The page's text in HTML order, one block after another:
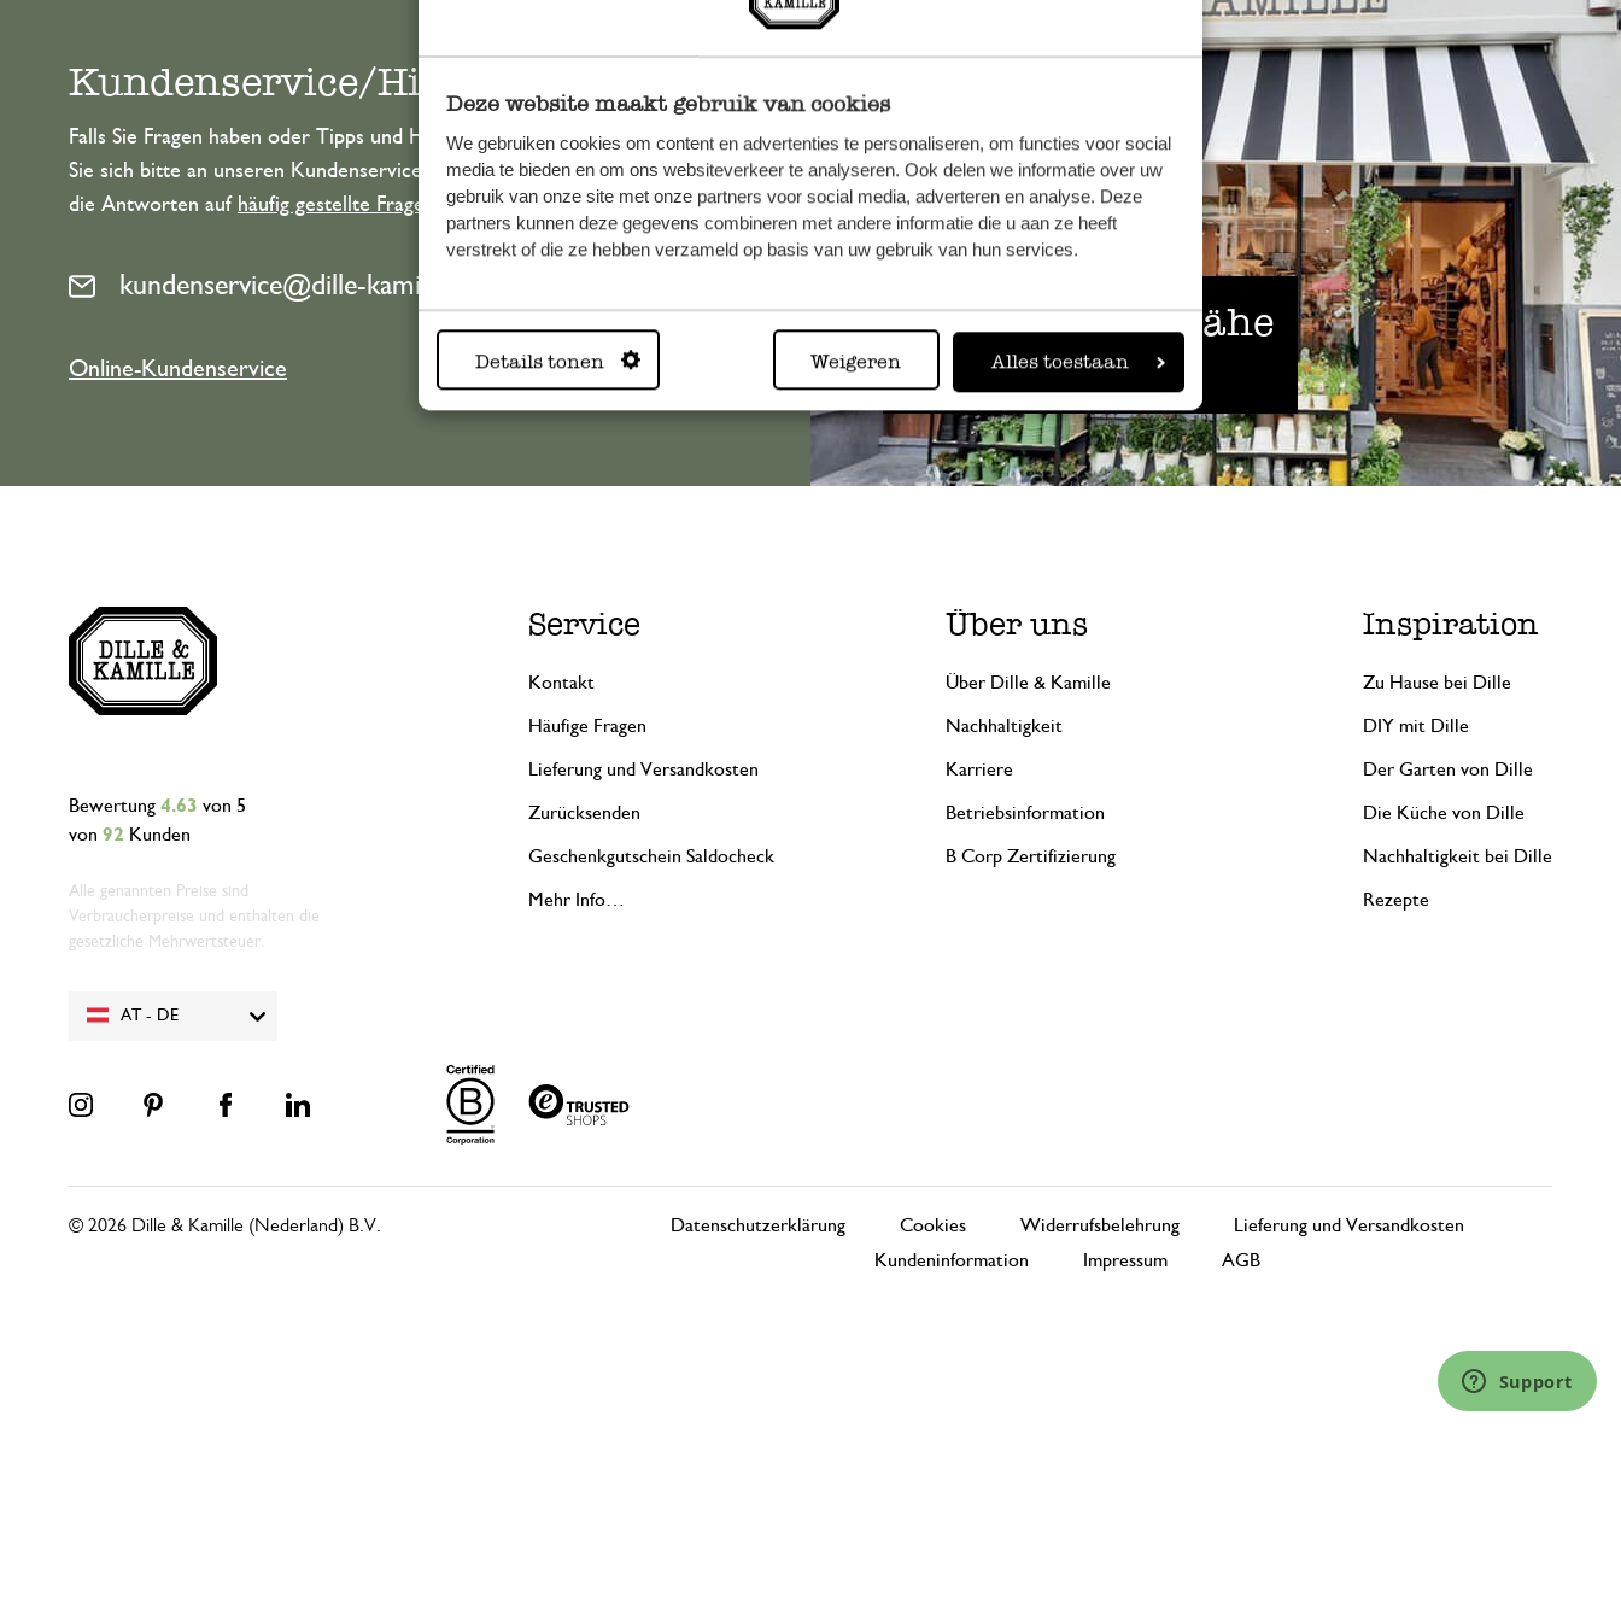
Deze website maakt gebruik van cookies
We gebruiken cookies om content en advertenties te personaliseren, om functies voor social
media te bieden en om ons websiteverkeer te analyseren. Ook delen we informatie over uw
gebruik van onze site met onze partners voor social media, adverteren en analyse. Deze
partners kunnen deze gegevens combineren met andere informatie die u aan ze heeft
verstrekt of die ze hebben verzameld op basis van uw gebruik van hun services.
Details tonen Weigeren Alles toestaan
Immer in der Nähe
Alle 62 Geschäfte anzeigen
Kundenservice/Hilfe
Falls Sie Fragen haben oder Tipps und Hilfe brauchen, wenden
Sie sich bitte an unseren Kundenservice. Oder lesen Sie hier
die Antworten auf häufig gestellte Fragen
kundenservice@dille-kamille.at
Online-Kundenservice
AT - DE
Bewertung 4.63 von 5
von 92 Kunden
Alle genannten Preise sind
Verbraucherpreise und enthalten die
gesetzliche Mehrwertsteuer.
Service
Kontakt
Häufige Fragen
Lieferung und Versandkosten
Zurücksenden
Geschenkgutschein Saldocheck
Mehr Info…
Über uns
Über Dille & Kamille
Nachhaltigkeit
Karriere
Betriebsinformation
B Corp Zertifizierung
Inspiration
Zu Hause bei Dille
DIY mit Dille
Der Garten von Dille
Die Küche von Dille
Nachhaltigkeit bei Dille
Rezepte
Datenschutzerklärung Cookies Widerrufsbelehrung
Lieferung und Versandkosten
Kundeninformation
Impressum AGB
© 2026 Dille & Kamille (Nederland) B.V.
Support